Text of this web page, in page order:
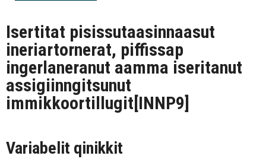
Isertitat pisissutaasinnaasut
ineriartornerat, piffissap
ingerlaneranut aamma iseritanut
assigiinngitsunut
immikkoortillugit [INNP9]
Variabelit qinikkit